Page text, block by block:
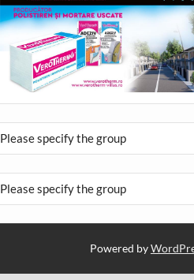
Please specify the group
Please specify the group
Powered by